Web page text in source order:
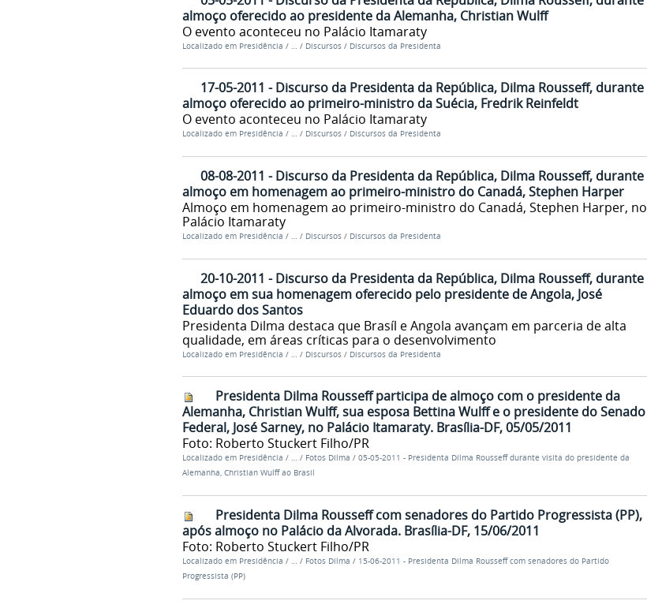
almoço oferecido ao presidente da Alemanha, Christian Wulff
O evento aconteceu no Palácio Itamaraty
Localizado em Presidência / / Discursos / Discursos da Presidenta
17-05-2011 - Discurso da Presidenta da República, Dilma Rousseff, durante
almoço oferecido ao primeiro-ministro da Suécia, Fredrik Reinfeldt
O evento aconteceu no Palácio Itamaraty
Localizado em Presidência / … / Discursos / Discursos da Presidenta
08-08-2011 - Discurso da Presidenta da República, Dilma Rousseff, durante
almoço em homenagem ao primeiro-ministro do Canadá, Stephen Harper
Almoço em homenagem ao primeiro-ministro do Canadá, Stephen Harper, no
Palácio Itamaraty
Localizado em Presidência / … / Discursos / Discursos da Presidenta
20-10-2011 - Discurso da Presidenta da República, Dilma Rousseff, durante
almoço em sua homenagem oferecido pelo presidente de Angola, José
Eduardo dos Santos
Presidenta Dilma destaca que Brasíl e Angola avançam em parceria de alta
qualidade, em áreas críticas para o desenvolvimento
Localizado em Presidência / … / Discursos / Discursos da Presidenta
Presidenta Dilma Rousseff participa de almoço com o presidente da
Alemanha, Christian Wulff, sua esposa Bettina Wulff e o presidente do Senado
Federal, José Sarney, no Palácio Itamaraty. Brasília-DF, 05/05/2011
Foto: Roberto Stuckert Filho/PR
Localizado em Presidência / … / Fotos Dilma / 05-05-2011 - Presidenta Dilma Rousseff durante visita do presidente da
Alemanha, Christian Wulff ao Brasil
Presidenta Dilma Rousseff com senadores do Partido Progressista (PP),
após almoço no Palácio da Alvorada. Brasília-DF, 15/06/2011
Foto: Roberto Stuckert Filho/PR
Localizado em Presidência / … / Fotos Dilma / 15-06-2011 - Presidenta Dilma Rousseff com senadores do Partido
Progressista (PP)